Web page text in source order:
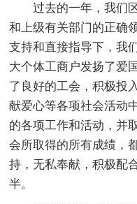
过去的一年，我们
和上级有关部门的正确
支持和直接指导下，我
大个体工商户发扬了爱
了良好的工会，积极投
献爱心等各项社会活动
的各项工作和活动，并
会所取得的所有成绩，
持，无私奉献，积极配
半。